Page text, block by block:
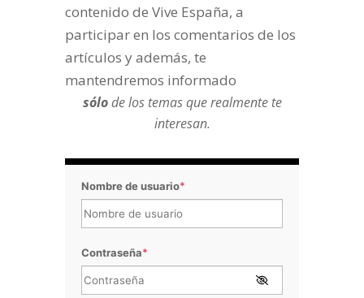
contenido de Vive España, a
participar en los comentarios de los
artículos y además, te
mantendremos informado
sólode los temas que realmente te
interesan.
Nombre de usuario*
Contraseña*